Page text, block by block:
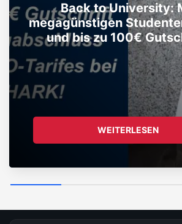
Back to University:
megagünstigen
und bis zu 100€
WEITERLESEN